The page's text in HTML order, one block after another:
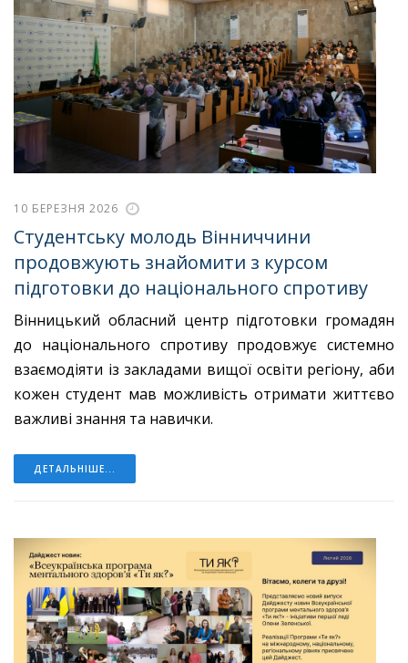
10 БЕРЕЗНЯ 2026
Студентську молодь Вінниччини
продовжують знайомити з курсом
підготовки до національного спротиву
Вінницький обласний центр підготовки громадян
до національного спротиву продовжує системно
взаємодіяти із закладами вищої освіти регіону, аби
кожен студент мав можливість отримати життєво
важливі знання та навички.
ДЕТАЛЬНІШЕ...